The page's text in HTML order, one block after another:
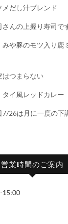
だし汁ブレンド
さんの上握り寿司で
や豚のモツ入り鹿
はつまらない
イ風レッドカレ
7/26は月に一度の下
営業時間のご案内
15:00